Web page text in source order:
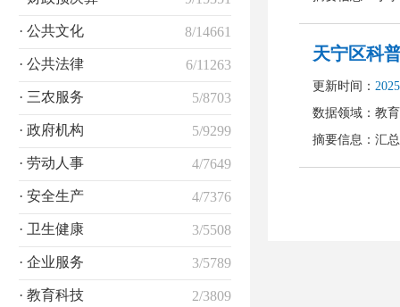
· 公共文化 8/14661
· 公共法律 6/11263
· 三农服务 5/8703
· 政府机构 5/9299
· 劳动人事 4/7649
· 安全生产 4/7376
· 卫生健康 3/5508
· 企业服务 3/5789
· 教育科技 2/3809